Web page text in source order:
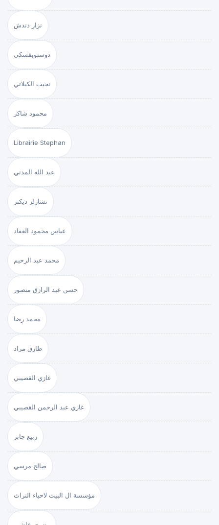
نزار دندش
دوستويفسكي
نجيب الكيلاني
محمود شاكر
Librairie Stephan
عبد الله المدني
تشارلز ديكنز
عباس محمود العقاد
محمد عبد الرحيم
حسن عبد الرازق منصور
محمد رضا
طارق مراد
غازي القصيبي
غازي عبد الرحمن القصيبي
ربيع جابر
صالح مرسي
مؤسسة ال البيت لاحياء التراث